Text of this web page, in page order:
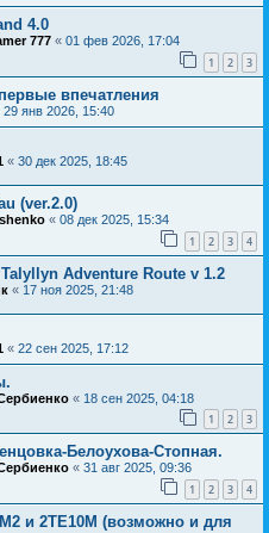
4.0
777 « 01 фев 2026, 17:04
1 2 3
впечатления
29 янв 2026, 15:40
« 30 дек 2025, 18:45
(ver.2.0)
« 08 дек 2025, 15:34
1 2 3 4
Adventure Route v 1.2
« 17 ноя 2025, 21:48
« 22 сен 2025, 17:12
« 18 сен 2025, 04:18
1 2 3
Белоухова-Стопная.
« 31 авг 2025, 09:36
1 2 3 4
и 2ТЕ10М (возможно и для